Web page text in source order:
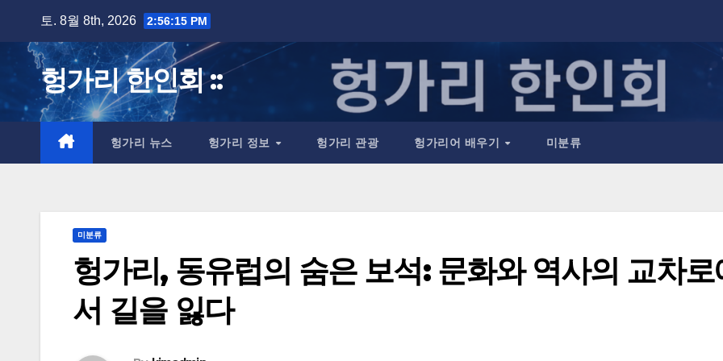
content
토. 8월 8th, 2026 2:56:16 PM
헝가리 한인회 ::
헝가리 뉴스 헝가리 정보 헝가리 관광 헝가리어 배우기 미분류
미분류
헝가리, 동유럽의 숨은 보석: 문화와 역사의 교차로
서 길을 잃다